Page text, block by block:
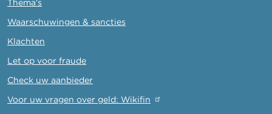
Waarschuwingen & sancties
Klachten
Let op voor fraude
Check uw aanbieder
Voor uw vragen over geld: Wikifin